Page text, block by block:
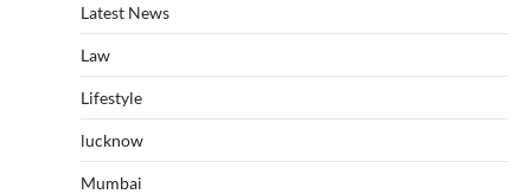
Latest News
Law
Lifestyle
lucknow
Mumbai